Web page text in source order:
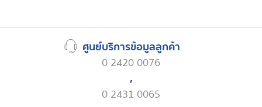
ศูนย์บริการข้อมูลลูกค้า
0 2420 0076
,
0 2431 0065